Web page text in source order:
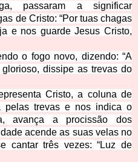
passaram a significar
de Cristo: “Por tuas chagas
e nos guarde Jesus Cristo,
o fogo novo, dizendo: “A
glorioso, dissipe as trevas do
Cristo, a coluna de
trevas e nos indica o
avança a procissão dos
acende as suas velas no
cantar três vezes: “Luz de